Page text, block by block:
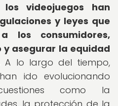
videojuegos han
y leyes que
los consumidores,
asegurar la equidad
A lo largo del tiempo,
ido evolucionando
como la